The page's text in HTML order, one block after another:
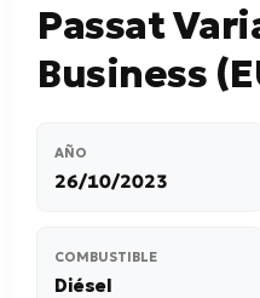
Passat
Business
AÑO
26/10/2023
COMBUSTIBLE
Diésel